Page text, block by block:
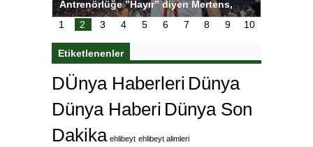
Mertens,
Salihli Sporcuları Kuraş’ta Gururlandırdı
1 2 3 4 5 6 7 8 9 10
Etiketlenenler
DÜnya Haberleri Dünya
Dünya Haberi Dünya Son
Dakika ehlibeyt ehlibeyt alimleri